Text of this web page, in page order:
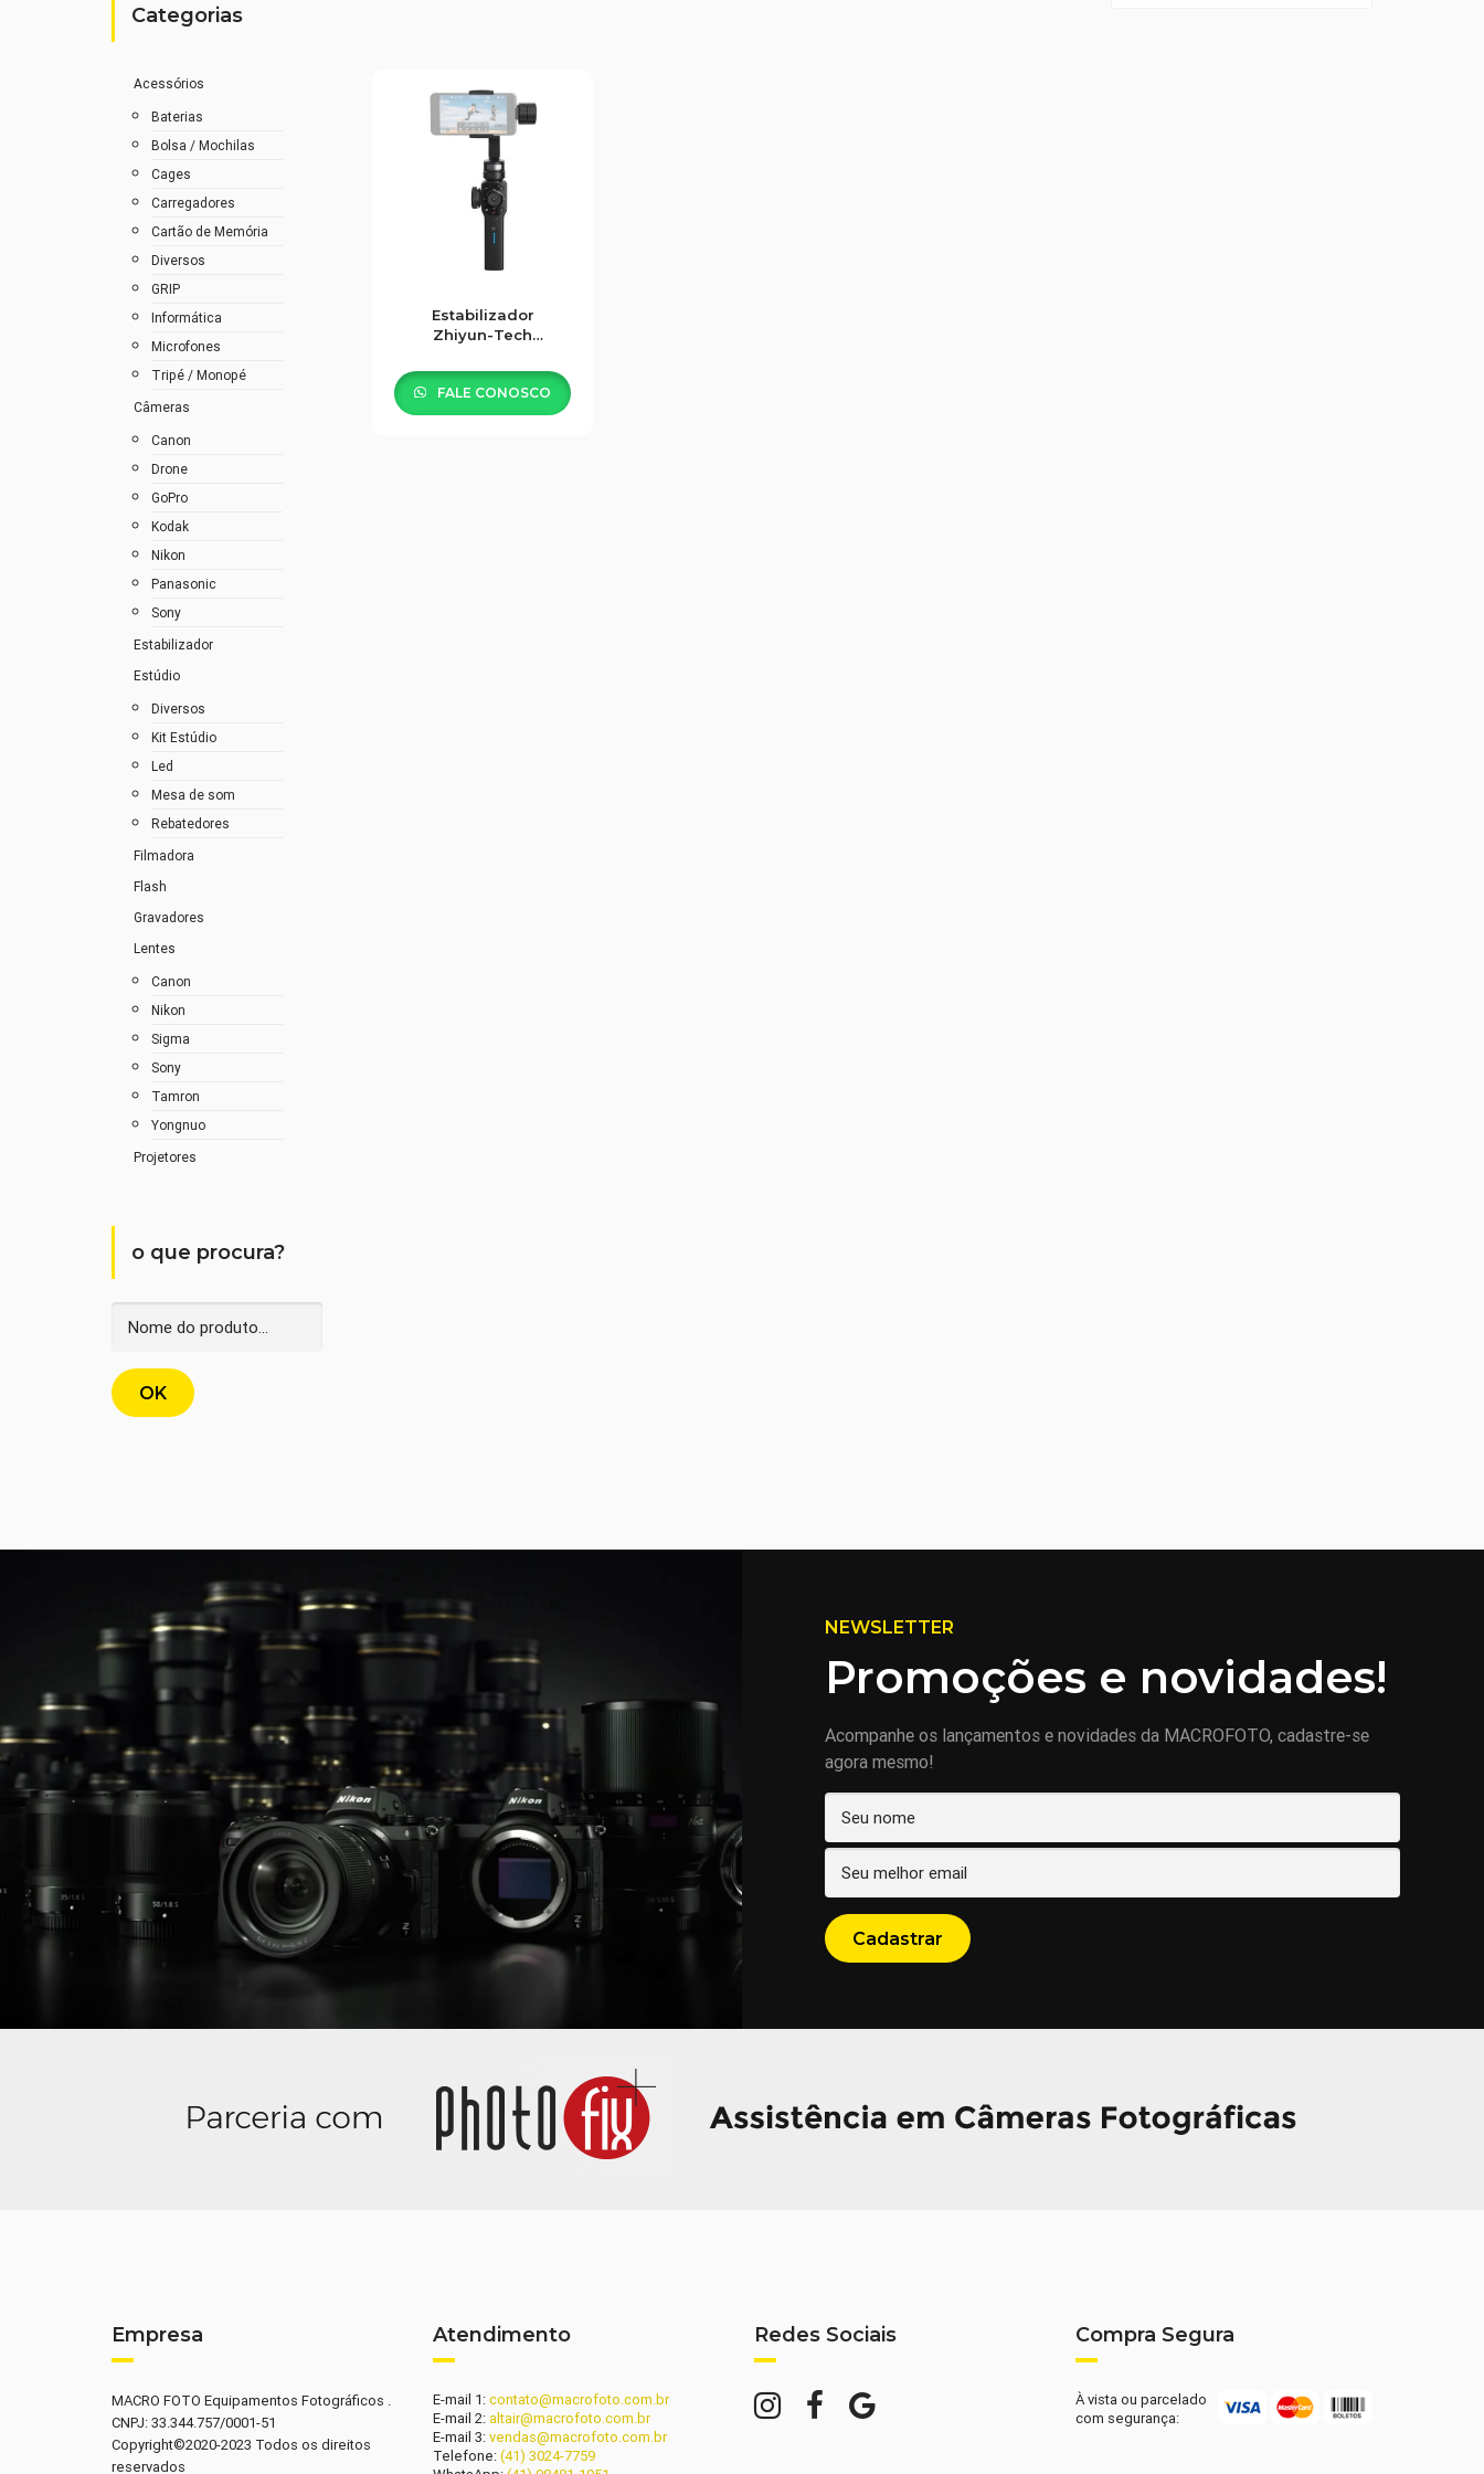
Categorias
Acessórios
Baterias
Bolsa / Mochilas
Cages
Carregadores
Cartão de Memória
Diversos
GRIP
Informática
Microfones
Tripé / Monopé
Câmeras
Canon
Drone
GoPro
Kodak
Nikon
Panasonic
Sony
Estabilizador
Estúdio
Diversos
Kit Estúdio
Led
Mesa de som
Rebatedores
Filmadora
Flash
Gravadores
Lentes
Canon
Nikon
Sigma
Sony
Tamron
Yongnuo
Projetores
o que procura?
Estabilizador
Zhiyun-Tech
FALE CONOSCO
NEWSLETTER
Promoções e novidades!
Acompanhe os lançamentos e novidades da MACROFOTO, cadastre-se
agora mesmo!
Empresa
MACRO FOTO Equipamentos Fotográficos .
CNPJ: 33.344.757/0001-51
Copyright©2020-2023 Todos os direitos
reservados
Atendimento
E-mail 1:contato@macrofoto.com.br
E-mail 2: altair@macrofoto.com.br
E-mail 3:vendas@macrofoto.com.br
Telefone:(41) 3024-7759
Redes Sociais Compra Segura
À vista ou parcelado
com segurança: